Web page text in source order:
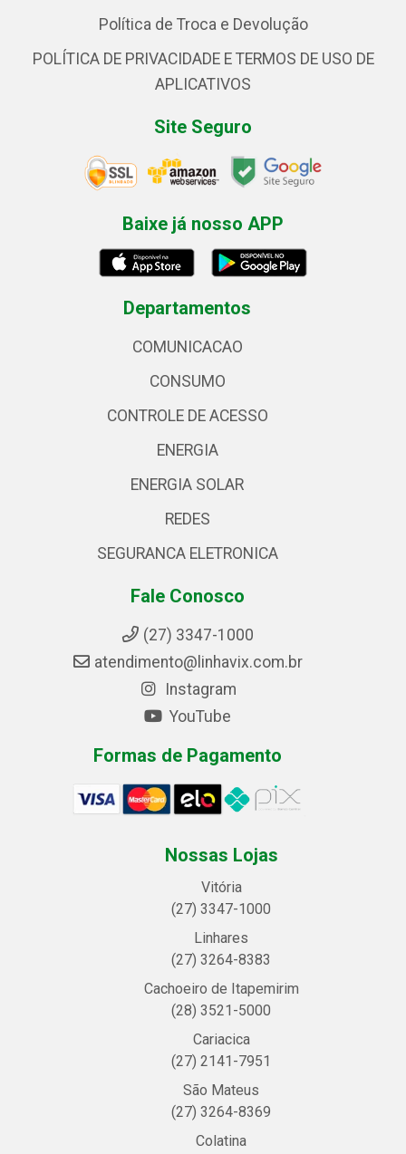
Política de Troca e Devolução
POLÍTICA DE PRIVACIDADE E TERMOS DE USO DE
APLICATIVOS
Site Seguro
Baixe já nosso APP
Departamentos
COMUNICACAO
CONSUMO
CONTROLE DE ACESSO
ENERGIA
ENERGIA SOLAR
REDES
SEGURANCA ELETRONICA
Fale Conosco
(27) 3347-1000
atendimento@linhavix.com.br
Instagram
YouTube
Formas de Pagamento
Nossas Lojas
Vitória
(27) 3347-1000
Linhares
(27) 3264-8383
Cachoeiro de Itapemirim
(28) 3521-5000
Cariacica
(27) 2141-7951
São Mateus
(27) 3264-8369
Colatina